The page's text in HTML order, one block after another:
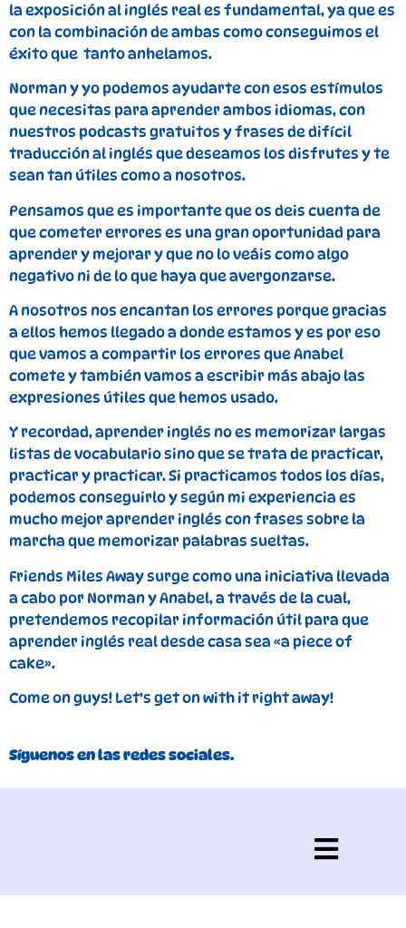
la exposición al inglés real es fundamental, ya que es
con la combinación de ambas como conseguimos el
éxito que tanto anhelamos.
Norman y yo podemos ayudarte con esos estímulos
que necesitas para aprender ambos idiomas, con
nuestros podcasts gratuitos y frases de difícil
traducción al inglés que deseamos los disfrutes y te
sean tan útiles como a nosotros.
Pensamos que es importante que os deis cuenta de
que cometer errores es una gran oportunidad para
aprender y mejorar y que no lo veáis como algo
negativo ni de lo que haya que avergonzarse.
A nosotros nos encantan los errores porque gracias
a ellos hemos llegado a donde estamos y es por eso
que vamos a compartir los errores que Anabel
comete y también vamos a escribir más abajo las
expresiones útiles que hemos usado.
Y recordad, aprender inglés no es memorizar largas
listas de vocabulario sino que se trata de practicar,
practicar y practicar. Si practicamos todos los días,
podemos conseguirlo y según mi experiencia es
mucho mejor aprender inglés con frases sobre la
marcha que memorizar palabras sueltas.
Friends Miles Away surge como una iniciativa llevada
a cabo por Norman y Anabel, a través de la cual,
pretendemos recopilar información útil para que
aprender inglés real desde casa sea «a piece of
cake».
Come on guys! Let’s get on with it right away!
Síguenos en las redes sociales.